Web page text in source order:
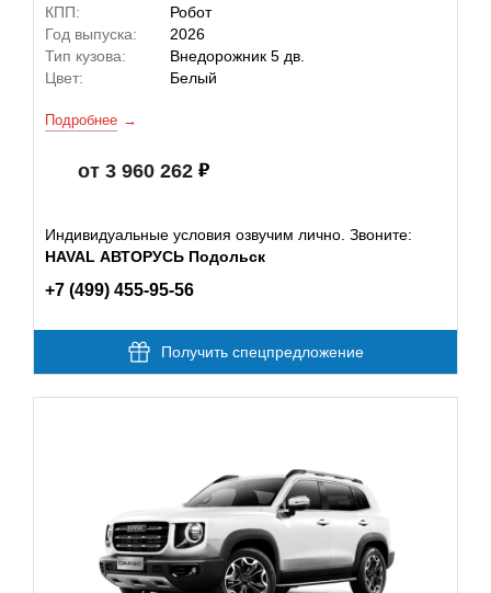
КПП:
Робот
Год выпуска:
2026
Тип кузова:
Внедорожник 5 дв.
Цвет:
Белый
Подробнее
от 3 960 262
Индивидуальные условия озвучим лично. Звоните:
HAVAL АВТОРУСЬ Подольск
+7 (499) 455-95-56
Получить спецпредложение